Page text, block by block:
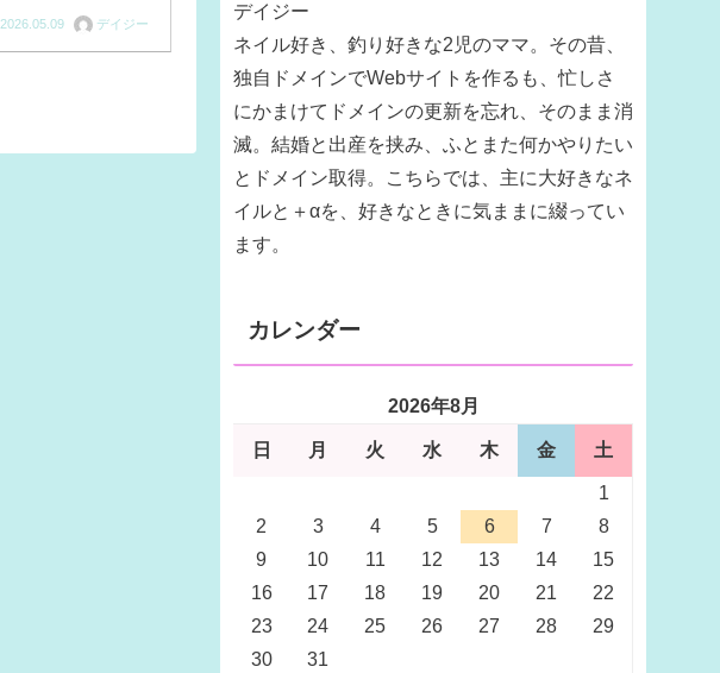
2026.05.09 デイジー
デイジー
ネイル好き、釣り好きな2児のママ。その昔、
独自ドメインでWebサイトを作るも、忙しさ
にかまけてドメインの更新を忘れ、そのまま消
滅。結婚と出産を挟み、ふとまた何かやりたい
とドメイン取得。こちらでは、主に大好きなネ
イルと＋αを、好きなときに気ままに綴ってい
ます。
カレンダー
2026年8月
日 月 火 水 木 金 土
1
2
3 4 5 6 7
8
9
10 11 12 13 14
15
16
17 18 19 20 21
22
23
24 25 26 27 28
29
30
31